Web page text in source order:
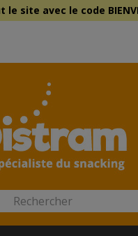
le site avec le code